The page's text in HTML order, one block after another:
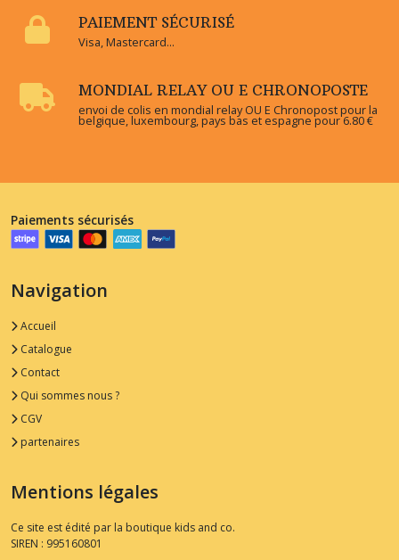
PAIEMENT SÉCURISÉ
Visa, Mastercard...
MONDIAL RELAY OU E CHRONOPOSTE
envoi de colis en mondial relay OU E Chronopost pour la
belgique, luxembourg, pays bas et espagne pour 6.80 €
Paiements sécurisés
Navigation
Accueil
Catalogue
Contact
Qui sommes nous ?
CGV
partenaires
Mentions légales
Ce site est édité par la boutique kids and co.
SIREN : 995160801